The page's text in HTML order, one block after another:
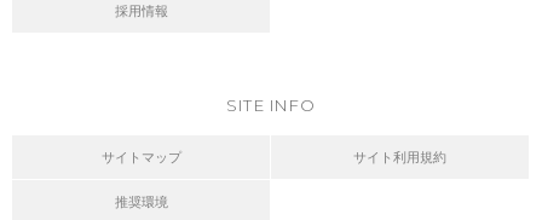
採用情報
SITE INFO
サイトマップ サイト利用規約
推奨環境